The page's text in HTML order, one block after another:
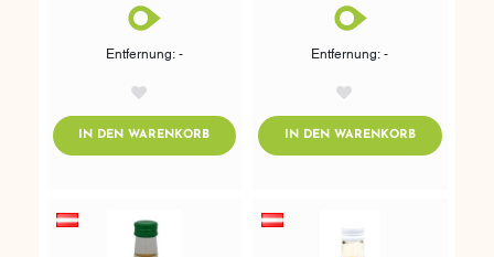
Entfernung: -
IN DEN WARENKORBADDTOCART
Entfernung: -
IN DEN WARENKORBADDTOCART